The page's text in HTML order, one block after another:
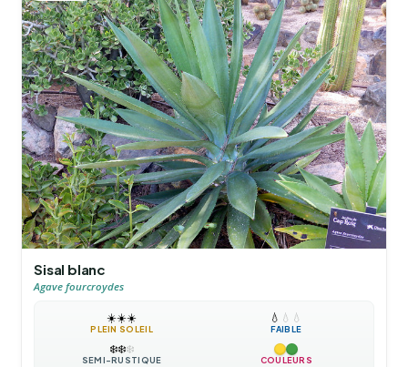
Sisal blanc
Agave fourcroydes
☀️☀️☀️
PLEIN SOLEIL
💧 💧 💧
FAIBLE
❄️❄️❄️
SEMI-RUSTIQUE COULEURS